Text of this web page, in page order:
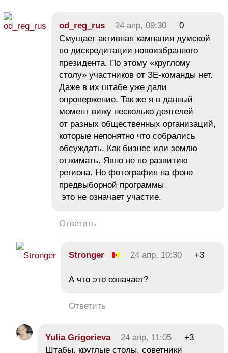
od_reg_rus 24 апр, 09:30
0
Смущает активная кампания думской
по дискредитации новоизбранного
президента. По этому «круглому
столу» участников от ЗЕ-команды нет.
Даже в их штабе уже дали
опровержение. Так же я в данный
момент вижу несколько деятелей
от разных общественных организаций,
которые непонятно что собрались
обсуждать. Как бизнес или землю
отжимать. Явно не по развитию
региона. Но фотография на фоне
предвыборной программы
это не означает участие.
Ответить
Strоngеr 24 апр, 10:30 +3
А что это означает?
Ответить
Yulia Grigorieva 24 апр, 11:05
+3
Штабы, круглые столы, советники